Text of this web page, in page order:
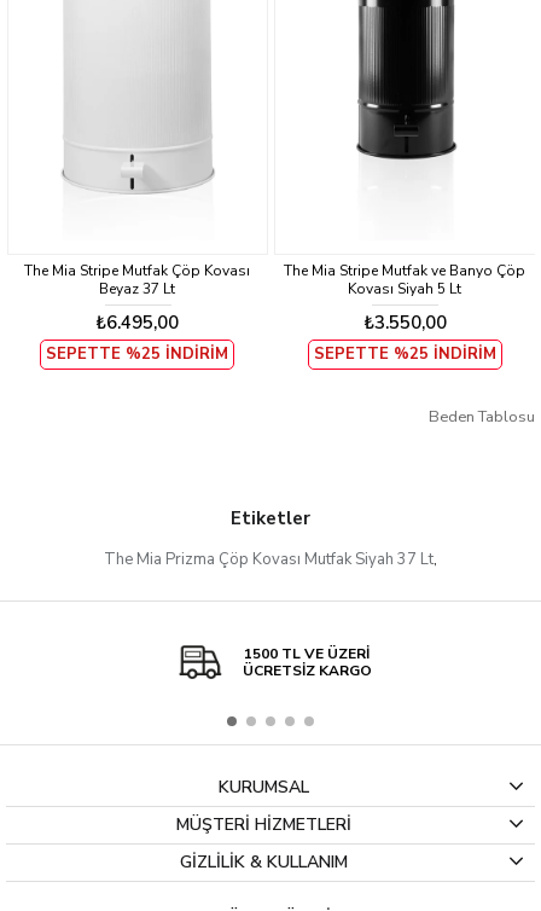
The Mia Stripe Mutfak Çöp Kovası
Beyaz 37 Lt
₺6.495,00
SEPETTE %25 İNDİRİM
The Mia Stripe Mutfak ve Banyo Çöp
Kovası Siyah 5 Lt
₺3.550,00
SEPETTE %25 İNDİRİM
Beden Tablosu
Etiketler
The Mia Prizma Çöp Kovası Mutfak Siyah 37 Lt,
1500 TL VE ÜZERİ
ÜCRETSİZ KARGO
KURUMSAL
MÜŞTERİ HİZMETLERİ
GİZLİLİK & KULLANIM